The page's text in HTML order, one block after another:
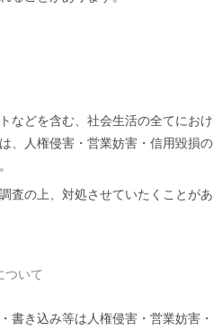
などを含む、社会生活の全てにお
、人権侵害・営業妨害・信用毀損
査の上、対処させていたくことがあ
ついて
書き込み等は人権侵害・営業妨害